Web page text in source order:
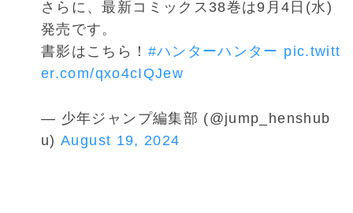
さらに、最新コミックス38巻は9月4日(水)
発売です。
書影はこちら！ #ハンターハンター pic.twitt
er.com/qxo4cIQJew
— 少年ジャンプ編集部 (@jump_henshub
u)August 19, 2024